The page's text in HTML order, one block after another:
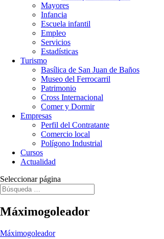
Mayores
Infancia
Escuela infantil
Empleo
Servicios
Estadísticas
Turismo
Basílica de San Juan de Baños
Museo del Ferrocarril
Patrimonio
Cross Internacional
Comer y Dormir
Empresas
Perfil del Contratante
Comercio local
Polígono Industrial
Cursos
Actualidad
Seleccionar página
Máximogoleador
Máximogoleador